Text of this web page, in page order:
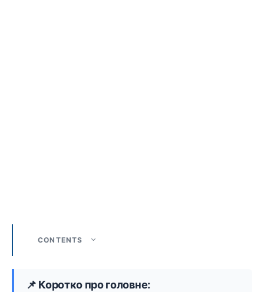
CONTENTS
📌 Коротко про головне: